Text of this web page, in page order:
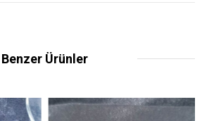
Benzer Ürünler